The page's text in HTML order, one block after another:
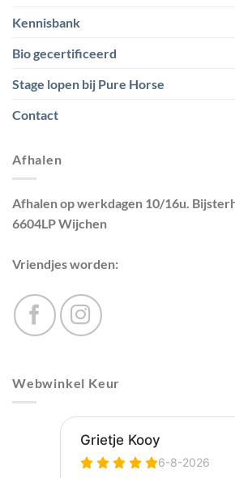
Kennisbank
Bio gecertificeerd
Stage lopen bij Pure Horse
Contact
Afhalen
Afhalen op werkdagen 10/16u.
6604LP Wijchen
Vriendjes worden:
Webwinkel Keur